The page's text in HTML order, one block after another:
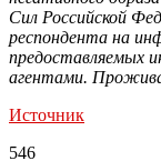
Сил Российской
респондента на
предоставляемых
агентами.
Источник
546